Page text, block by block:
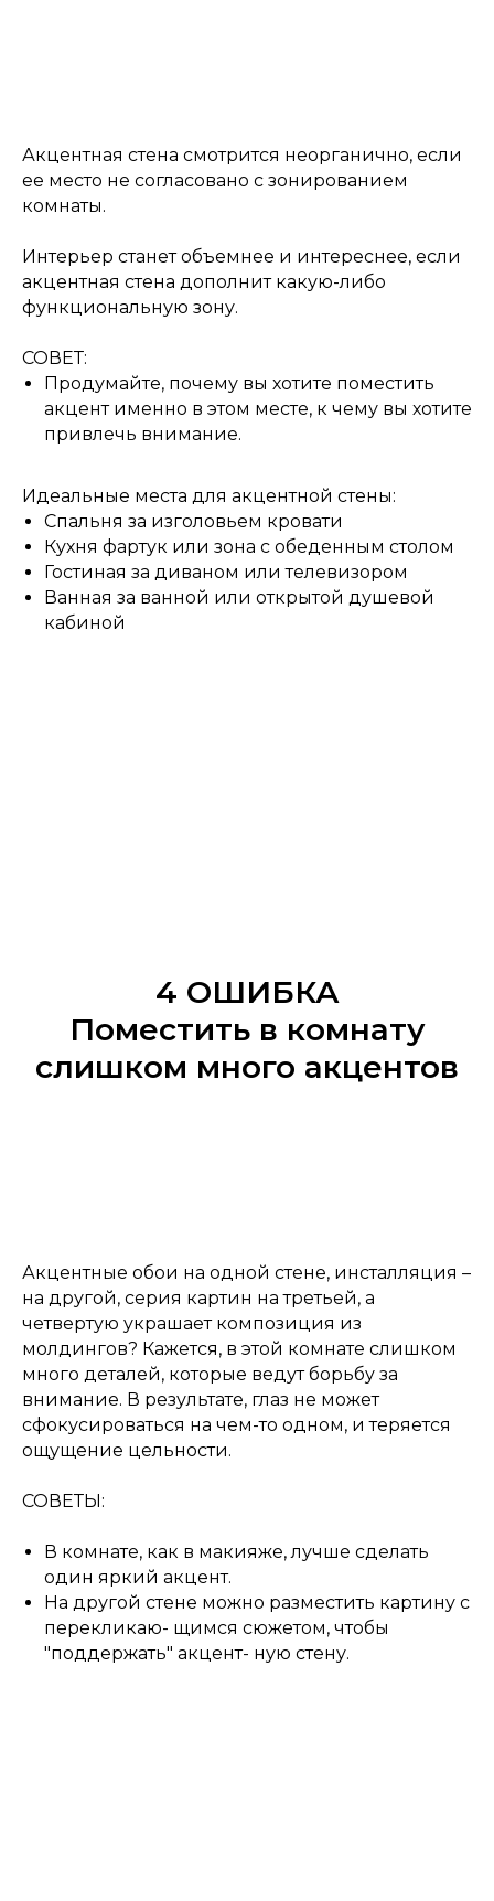
Акцентная стена смотрится неорганично, если
ее место не согласовано с зонированием
комнаты.
Интерьер станет объемнее и интереснее, если
акцентная стена дополнит какую-либо
функциональную зону.
СОВЕТ:
Продумайте, почему вы хотите поместить
акцент именно в этом месте, к чему вы хотите
привлечь внимание.
Идеальные места для акцентной стены:
Спальня за изголовьем кровати
Кухня фартук или зона с обеденным столом
Гостиная за диваном или телевизором
Ванная за ванной или открытой душевой
кабиной
4 ОШИБКА
Поместить в комнату
слишком много акцентов
Акцентные обои на одной стене, инсталляция –
на другой, серия картин на третьей, а
четвертую украшает композиция из
молдингов? Кажется, в этой комнате слишком
много деталей, которые ведут борьбу за
внимание. В результате, глаз не может
сфокусироваться на чем-то одном, и теряется
ощущение цельности.
СОВЕТЫ:
В комнате, как в макияже, лучше сделать
один яркий акцент.
На другой стене можно разместить картину с
перекликаю- щимся сюжетом, чтобы
"поддержать" акцент- ную стену.